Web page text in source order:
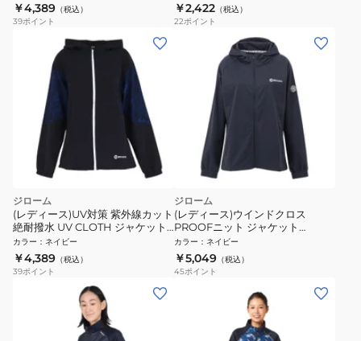
￥4,389 （税込）
39ポイント
￥2,422 （税込）
22ポイント
ジローム
(レディース)UV対策 紫外線カット
絶耐撥水 UV CLOTH ジャケット
WU6S0018-TR852-GRSD NVY
カラー ： ネイビー
￥4,389 （税込）
39ポイント
ジローム
(レディース)ウインドクロス
PROOFニット ジャケット
WU5F0032-TR852-GRCD NVY
カラー ： ネイビー
￥5,049 （税込）
45ポイント